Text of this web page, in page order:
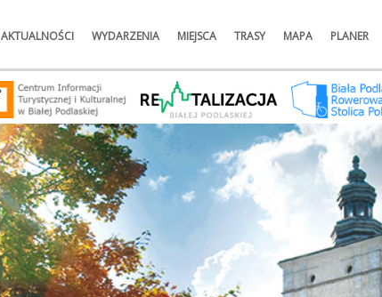
AKTUALNOŚCI WYDARZENIA MIEJSCA TRASY MAPA PLANER